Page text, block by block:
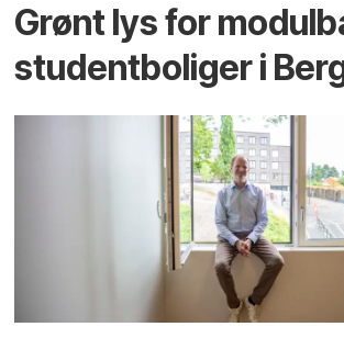
Grønt lys for
student­boliger i